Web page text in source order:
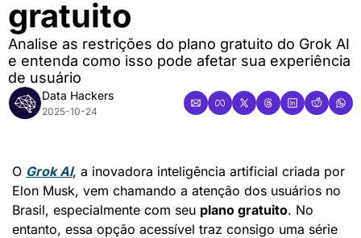
gratuito
Analise as restrições do plano gratuito do Grok AI
e entenda como isso pode afetar sua experiência
de usuário
Data Hackers
2025-10-24
O Grok AI, a inovadora inteligência artificial criada por
Elon Musk, vem chamando a atenção dos usuários no
Brasil, especialmente com seu plano gratuito. No
entanto, essa opção acessível traz consigo uma série